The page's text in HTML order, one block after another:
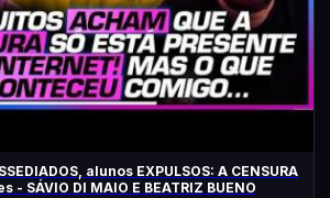
alunos EXPULSOS: A CENSURA
- SÁVIO DI MAIO E BEATRIZ BUENO